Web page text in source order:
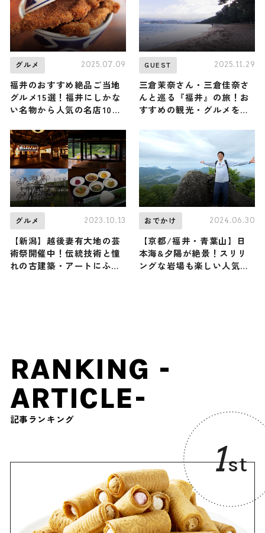
グルメ 2025.07.09
福井のおすすめ絶品ご当地
グルメ15選！福井にしかな
い名物から人気の名店10選
GUEST 2025.11.29
三倉茉奈さん・三倉佳奈さ
んと巡る『福井』の旅！お
すすめの観光・グルメをご
グルメ 2023.10.13
【新潟】越後妻有大地の芸
術祭開催中！伝統技術と憧
れの古建築・アートにふれ
おでかけ 2024.06.30
【京都/福井・青葉山】日
本海&夕陽が絶景！スリリ
ングな岩場も楽しい人気の
RANKING -
ARTICLE-
記事ランキング
1st